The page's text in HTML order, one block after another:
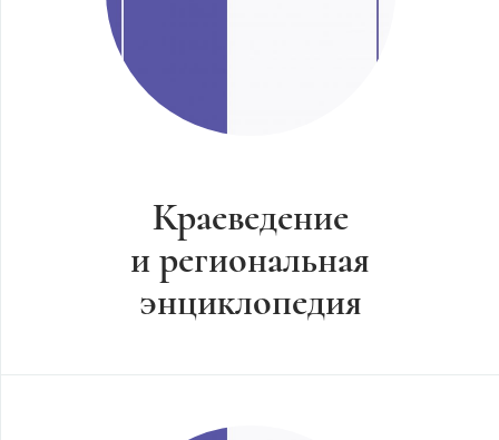
Краеведение
и региональная
энциклопедия